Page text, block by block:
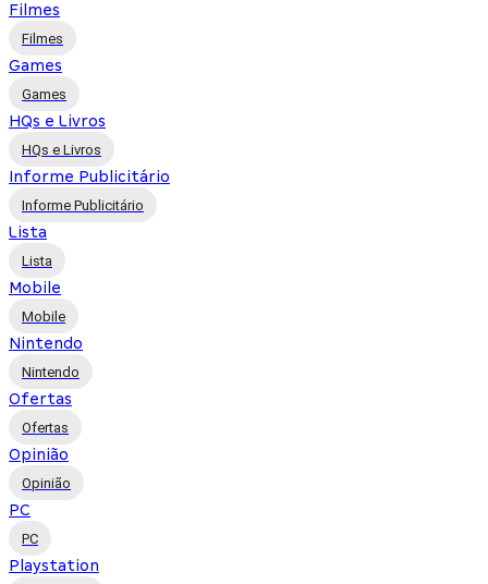
Filmes
Filmes
Games
Games
HQs e Livros
HQs e Livros
Informe Publicitário
Informe Publicitário
Lista
Lista
Mobile
Mobile
Nintendo
Nintendo
Ofertas
Ofertas
Opinião
Opinião
PC
PC
Playstation